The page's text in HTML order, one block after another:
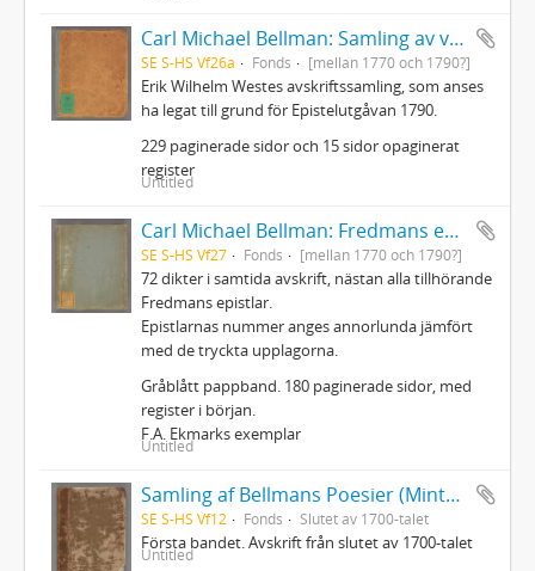
Carl Michael Bellman: Samling av visor och mindre poemer
SE S-HS Vf26a Fonds [mellan 1770 och 1790?]
Erik Wilhelm Westes avskriftssamling, som anses
ha legat till grund för Epistelutgåvan 1790.
229 paginerade sidor och 15 sidor opaginerat
register
Untitled
Carl Michael Bellman: Fredmans epistlar m.m.
SE S-HS Vf27 Fonds [mellan 1770 och 1790?]
72 dikter i samtida avskrift, nästan alla tillhörande
Fredmans epistlar.
Epistlarnas nummer anges annorlunda jämfört
med de tryckta upplagorna.
Gråblått pappband. 180 paginerade sidor, med
register i början.
F.A. Ekmarks exemplar
Untitled
Samling af Bellmans Poesier (Mintons ex.)
SE S-HS Vf12 Fonds Slutet av 1700-talet
Första bandet. Avskrift från slutet av 1700-talet
Untitled